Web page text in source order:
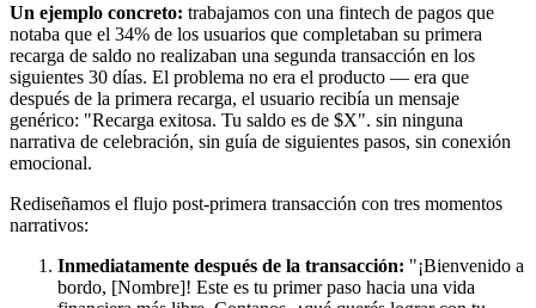
Un ejemplo concreto: trabajamos con una fintech de pagos que
notaba que el 34% de los usuarios que completaban su primera
recarga de saldo no realizaban una segunda transacción en los
siguientes 30 días. El problema no era el producto — era que
después de la primera recarga, el usuario recibía un mensaje
genérico: "Recarga exitosa. Tu saldo es de $X". sin ninguna
narrativa de celebración, sin guía de siguientes pasos, sin conexión
emocional.
Rediseñamos el flujo post-primera transacción con tres momentos
narrativos:
Inmediatamente después de la transacción: "¡Bienvenido a
bordo, [Nombre]! Este es tu primer paso hacia una vida